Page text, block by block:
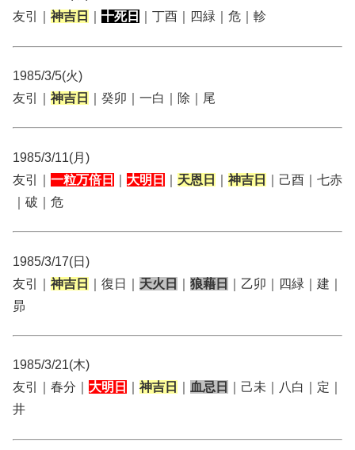
友引｜ 神吉日 十死日 ｜丁酉｜四緑｜危｜軫
1985/3/5(火)
友引｜ 神吉日 ｜癸卯｜一白｜除｜尾
1985/3/11(月)
友引｜ 一粒万倍日 大明日 天恩日 神吉日
｜己酉｜七赤
｜破｜危
1985/3/17(日)
友引｜ 神吉日 ｜復日｜ 天火日 狼藉日
｜乙卯｜四緑｜建｜
昴
1985/3/21(木)
友引｜春分｜ 大明日 神吉日 血忌日
｜己未｜八白｜定｜
井